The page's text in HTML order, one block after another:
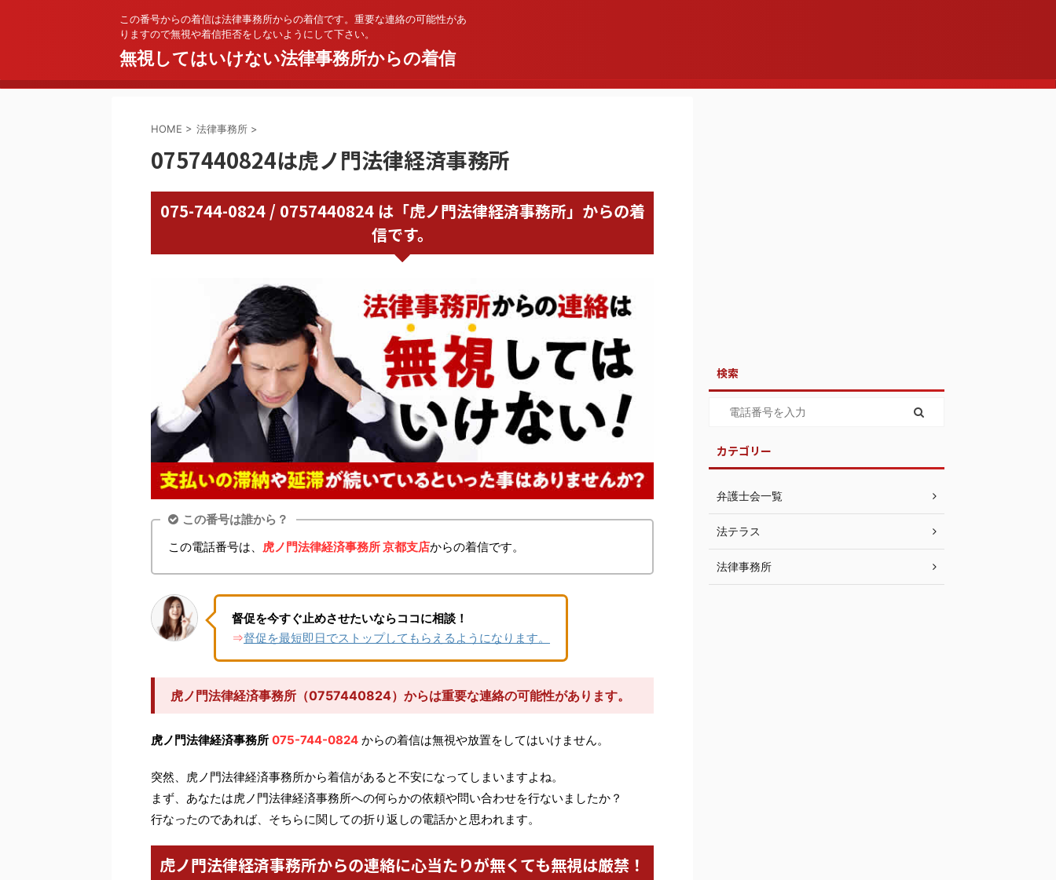
この番号からの着信は法律事務所からの着信です。重要な連絡の可能性があ
りますので無視や着信拒否をしないようにして下さい。
無視してはいけない法律事務所からの着信
HOME > 法律事務所 >
0757440824は虎ノ門法律経済事務所
075-744-0824 / 0757440824 は「虎ノ門法律経済事務所」からの着
信です。
この番号は誰から？
この電話番号は、 虎ノ門法律経済事務所 京都支店からの着信です。
督促を今すぐ止めさせたいならココに相談！
⇒督促を最短即日でストップしてもらえるようになります。
虎ノ門法律経済事務所（0757440824）からは重要な連絡の可能性があります。
虎ノ門法律経済事務所 075-744-0824 からの着信は無視や放置をしてはいけません。
突然、虎ノ門法律経済事務所から着信があると不安になってしまいますよね。
まず、あなたは虎ノ門法律経済事務所への何らかの依頼や問い合わせを行ないましたか？
行なったのであれば、そちらに関しての折り返しの電話かと思われます。
虎ノ門法律経済事務所からの連絡に心当たりが無くても無視は厳禁！
検索
カテゴリー
弁護士会一覧
法テラス
法律事務所